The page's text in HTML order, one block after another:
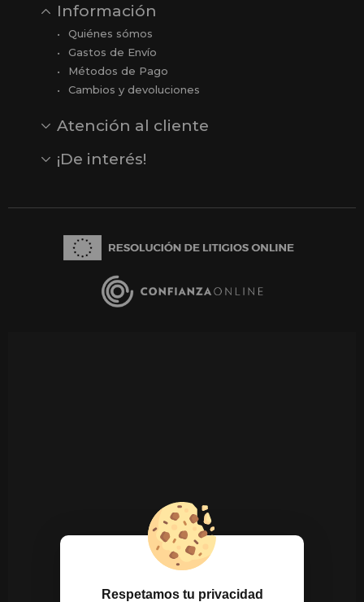
Información
Quiénes sómos
Gastos de Envío
Métodos de Pago
Cambios y devoluciones
Atención al cliente
Opiniones
Reseñas en Google
¡De interés!
Respetamos tu privacidad